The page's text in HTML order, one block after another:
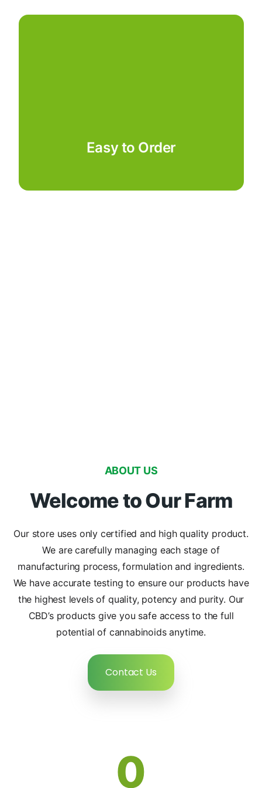
Easy to Order
We are working only with the best
ABOUT US
Welcome to Our Farm
Our store uses only certified and high quality product.
We are carefully managing each stage of
manufacturing process, formulation and ingredients.
We have accurate testing to ensure our products have
the highest levels of quality, potency and purity. Our
CBD’s products give you safe access to the full
potential of cannabinoids anytime.
Contact Us
0